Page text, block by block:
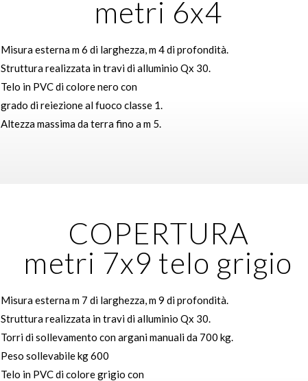
metri 6x4
Misura esterna m 6 di larghezza, m 4 di profondità.
Struttura realizzata in travi di alluminio Qx 30.
Telo in PVC di colore nero con
grado di reiezione al fuoco classe 1.
Altezza massima da terra fino a m 5.
COPERTURA
metri 7x9 telo grigio
Misura esterna m 7 di larghezza, m 9 di profondità.
Struttura realizzata in travi di alluminio Qx 30.
Torri di sollevamento con argani manuali da 700 kg.
Peso sollevabile kg 600
Telo in PVC di colore grigio con